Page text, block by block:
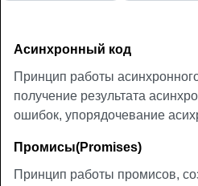
Асинхронный код
Принцип работы
получение результата
ошибок, упорядочевание
Промисы(Promises)
Принцип работы промисов,